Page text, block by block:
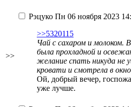
>>
Рэцуко Пн 06 ноября 2023
>>5320115
Чай с сахаром и молоком.
была прохладной и
желание спать никуда не
кровати и смотрела в
Ой, добрый вечер,
уже лучше.